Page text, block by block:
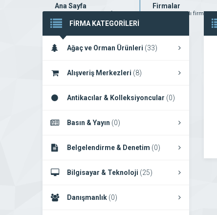
Ana Sayfa
Firma rehberi ana sayfanız
Firmalar
Yüzlerce kayıtlı firma
FİRMA KATEGORİLERİ
Ağaç ve Orman Ürünleri (33)
Alışveriş Merkezleri (8)
Antikacılar & Kolleksiyoncular (0)
Basın & Yayın (0)
Belgelendirme & Denetim (0)
Bilgisayar & Teknoloji (25)
Danışmanlık (0)